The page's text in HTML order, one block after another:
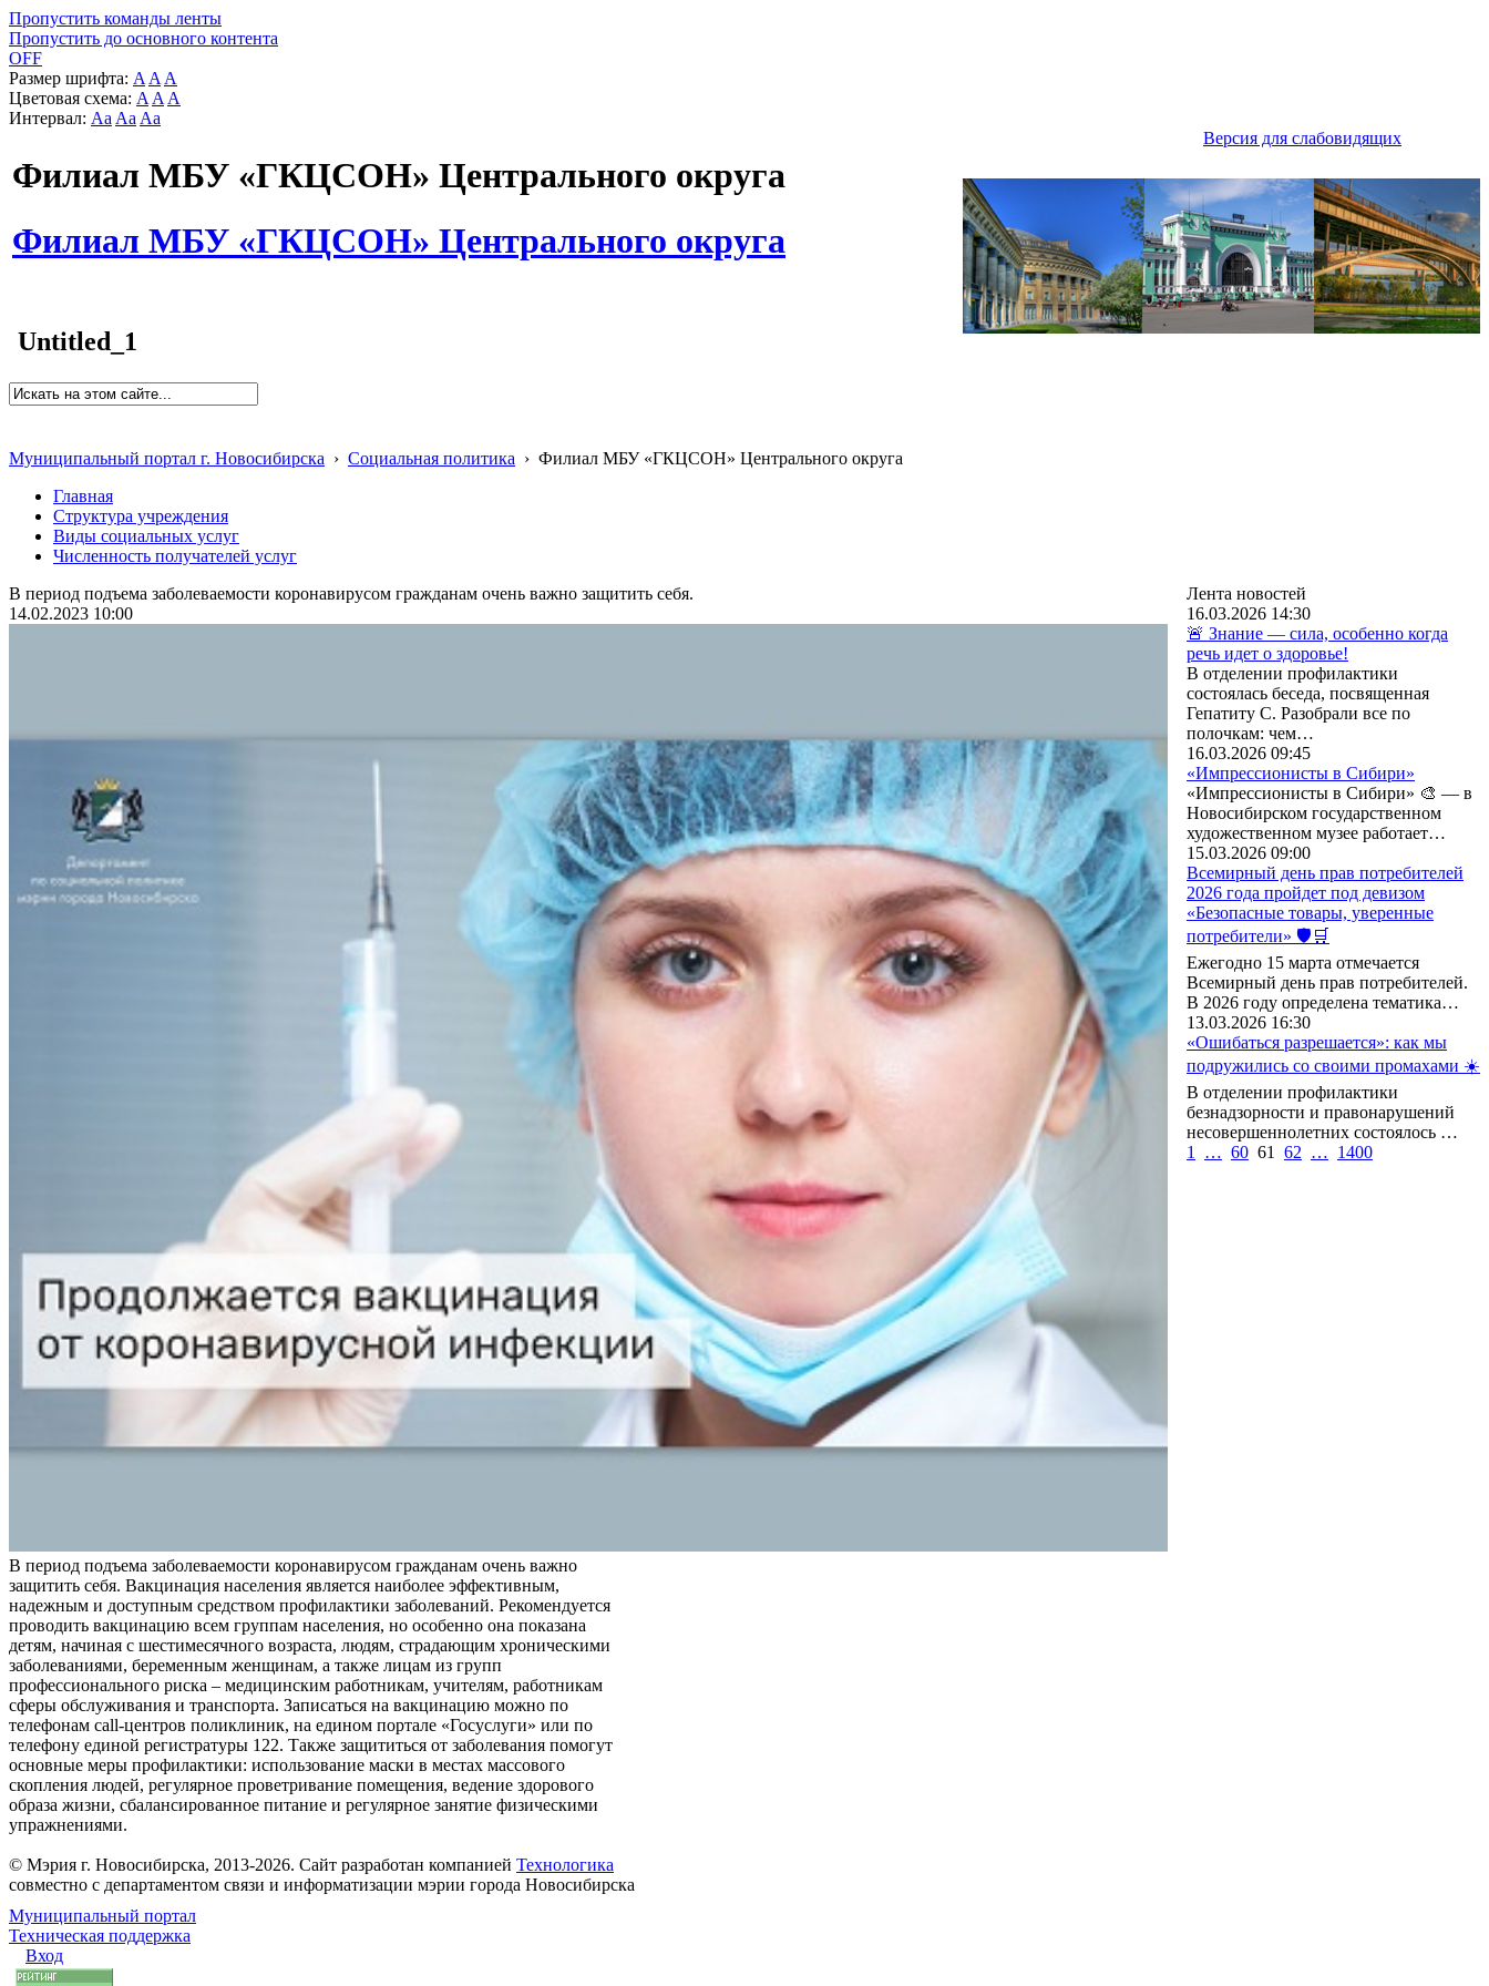
Пропустить команды ленты
Пропустить до основного контента
OFF
Размер шрифта: A A A
Цветовая схема: A A A
Интервал: Aa Aa Aa
Версия для слабовидящих
Филиал МБУ «ГКЦСОН» Центрального округа
Филиал МБУ «ГКЦСОН» Центрального округа
Untitled_1
Муниципальный портал г. Новосибирска › Социальная политика › Филиал МБУ «ГКЦСОН» Центрального округа
Главная
Структура учреждения
Виды социальных услуг
Численность получателей услуг
В период подъема заболеваемости коронавирусом гражданам очень важно защитить себя.
14.02.2023 10:00
В период подъема заболеваемости коронавирусом гражданам очень важно
защитить себя. Вакцинация населения является наиболее эффективным,
надежным и доступным средством профилактики заболеваний. Рекомендуется
проводить вакцинацию всем группам населения, но особенно она показана
детям, начиная с шестимесячного возраста, людям, страдающим хроническими
заболеваниями, беременным женщинам, а также лицам из групп
профессионального риска – медицинским работникам, учителям, работникам
сферы обслуживания и транспорта. Записаться на вакцинацию можно по
телефонам call-центров поликлиник, на едином портале «Госуслуги» или по
телефону единой регистратуры 122. Также защититься от заболевания помогут
основные меры профилактики: использование маски в местах массового
скопления людей, регулярное проветривание помещения, ведение здорового
образа жизни, сбалансированное питание и регулярное занятие физическими
упражнениями.
Лента новостей
16.03.2026 14:30
🚨 Знание — сила, особенно когда
речь идет о здоровье!
В отделении профилактики
состоялась беседа, посвященная
Гепатиту С. Разобрали все по
полочкам: чем…
16.03.2026 09:45
«Импрессионисты в Сибири»
«Импрессионисты в Сибири» 🎨 — в
Новосибирском государственном
художественном музее работает…
15.03.2026 09:00
Всемирный день прав потребителей
2026 года пройдет под девизом
«Безопасные товары, уверенные
потребители» 🛡️🛒
Ежегодно 15 марта отмечается
Всемирный день прав потребителей.
В 2026 году определена тематика…
13.03.2026 16:30
«Ошибаться разрешается»: как мы
подружились со своими промахами ☀️
В отделении профилактики
безнадзорности и правонарушений
несовершеннолетних состоялось …
1
… 60 61 62 … 1400
© Мэрия г. Новосибирска, 2013-2026. Сайт разработан компанией Технологика
совместно с департаментом связи и информатизации мэрии города Новосибирска
Муниципальный портал
Техническая поддержка
Вход